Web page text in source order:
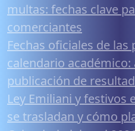
multas: fechas clave
comerciantes
Fechas oficiales de las
calendario académico:
publicación de
Ley Emiliani y festivos
se trasladan y cómo